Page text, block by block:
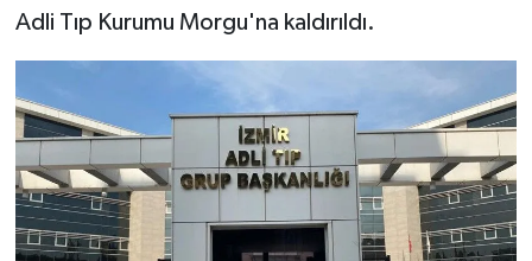
Adli Tıp Kurumu Morgu'na kaldırıldı.